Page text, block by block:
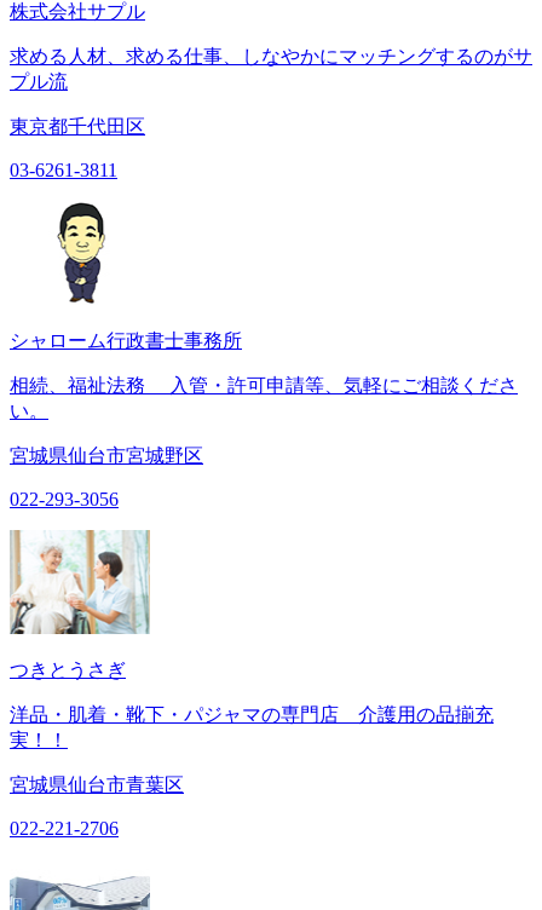
株式会社サプル
求める人材、求める仕事、しなやかにマッチングするのがサ
プル流
東京都千代田区
03-6261-3811
シャローム行政書士事務所
相続、福祉法務 入管・許可申請等、気軽にご相談くださ
い。
宮城県仙台市宮城野区
022-293-3056
つきとうさぎ
洋品・肌着・靴下・パジャマの専門店 介護用の品揃充
実！！
宮城県仙台市青葉区
022-221-2706